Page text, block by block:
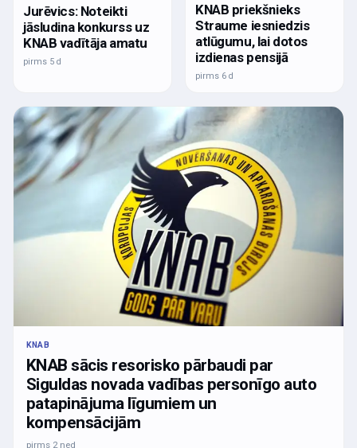
Jurēvics: Noteikti
jāsludina konkurss uz
KNAB vadītāja amatu
pirms 5 d
KNAB priekšnieks
Straume iesniedzis
atlūgumu, lai dotos
izdienas pensijā
pirms 6 d
KNAB
KNAB sācis resorisko pārbaudi par
Siguldas novada vadības personīgo auto
patapinājuma līgumiem un
kompensācijām
pirms 2 ned